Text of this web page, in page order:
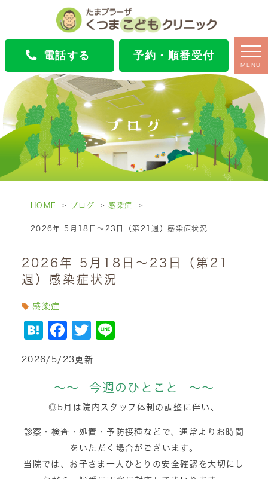
電話する 予約・順番受付
MENU
ブログ
HOME ブログ 感染症
2026年 5月18日～23日（第21週）感染症状況
2026年 5月18日～23日（第21
週）感染症状況
感染症
Hatena
Facebook
Twitter
2026/5/23更新
～～ 今週のひとこと ～～
◎5月は院内スタッフ体制の調整に伴い、
診察・検査・処置・予防接種などで、通常よりお時間
をいただく場合がございます。
当院では、お子さま一人ひとりの安全確認を大切にし